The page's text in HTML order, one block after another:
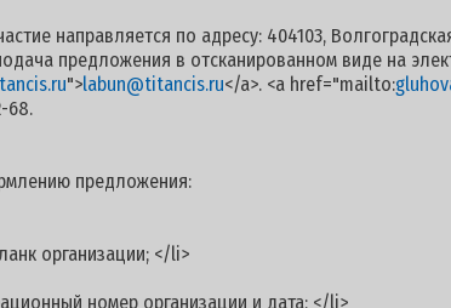
направляется по адресу: 404103,
предложения в отсканированном виде на
">labun@titancis.ru</a>. <a href="mailto:
68.
предложения:
организации; </li>
номер организации и дата; </li>